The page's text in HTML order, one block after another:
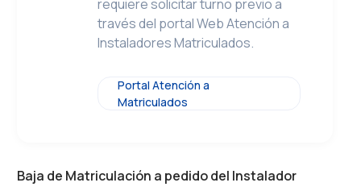
requiere solicitar turno previo a
través del portal Web Atención a
Instaladores Matriculados.
Portal Atención a
Matriculados
Baja de Matriculación a pedido del Instalador